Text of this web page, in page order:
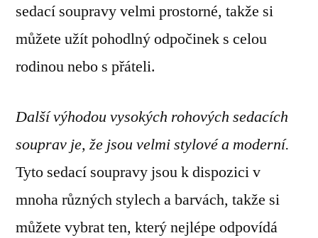
sedací soupravy velmi prostorné, takže si
můžete užít pohodlný odpočinek s celou
rodinou nebo s přáteli.
Další výhodou vysokých rohových sedacích
souprav je, že jsou velmi stylové a moderní.
Tyto sedací soupravy jsou k dispozici v
mnoha různých stylech a barvách, takže si
můžete vybrat ten, který nejlépe odpovídá